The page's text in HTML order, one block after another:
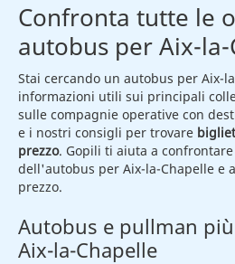
Confronta tutte le
autobus per Aix-
Stai cercando un autobus per Aix-
informazioni utili sui principali
sulle compagnie operative con
e i nostri consigli per trovare
prezzo. Gopili ti aiuta a
dell'autobus per Aix-la-Chapelle e
prezzo.
Autobus e pullman
Aix-la-Chapelle